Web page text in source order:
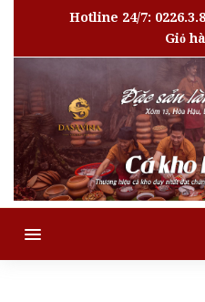
Hotline 24/7:
Giỏ
MENU